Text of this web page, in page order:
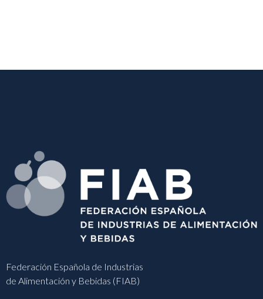
Federación Española de Industrias
de Alimentación y Bebidas (FIAB)